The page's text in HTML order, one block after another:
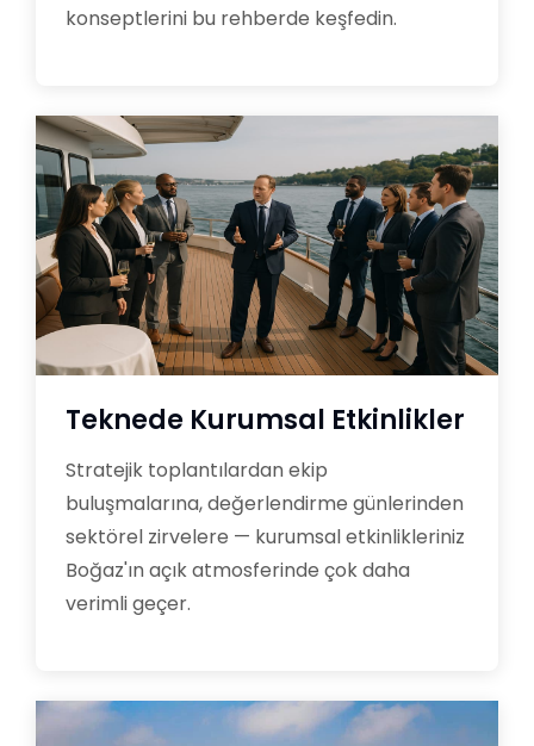
konseptlerini bu rehberde keşfedin.
Teknede Kurumsal Etkinlikler
Stratejik toplantılardan ekip
buluşmalarına, değerlendirme günlerinden
sektörel zirvelere — kurumsal etkinlikleriniz
Boğaz'ın açık atmosferinde çok daha
verimli geçer.